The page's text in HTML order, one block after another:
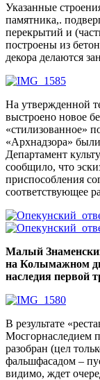
Указанные
памятника,.
перекрытий и
построены из
декора делаются
На утвержденной
выстроено новое
«стилизованное»
«Архнадзора»
Департамент
сообщило, что
приспособления
соответствующее
Малый
на Колымажном
наследия первой
В результате
Мосгорнаследием
разобран (цел
фальшфасадом –
видимо, ждет